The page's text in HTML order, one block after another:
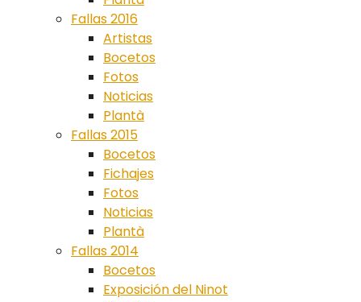
Fallas 2016
Artistas
Bocetos
Fotos
Noticias
Plantà
Fallas 2015
Bocetos
Fichajes
Fotos
Noticias
Plantà
Fallas 2014
Bocetos
Exposición del Ninot